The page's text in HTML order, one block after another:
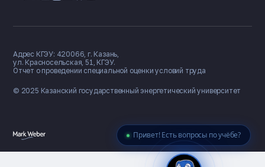
Привет! Есть вопросы по учёбе?
© 2025 Казанский государственный энергетический университет
Адрес КГЭУ: 420066, г. Казань,
ул. Красносельская, 51, КГЭУ.
Отчет о проведении специальной оценки условий труда